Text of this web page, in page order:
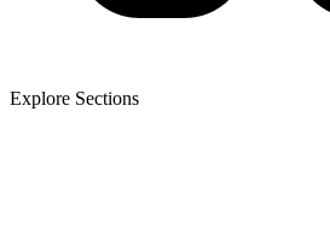
Explore Sections